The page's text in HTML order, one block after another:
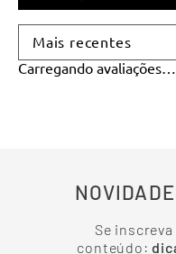
Mais recentes
Carregando avaliações…
Se
conteúdo: